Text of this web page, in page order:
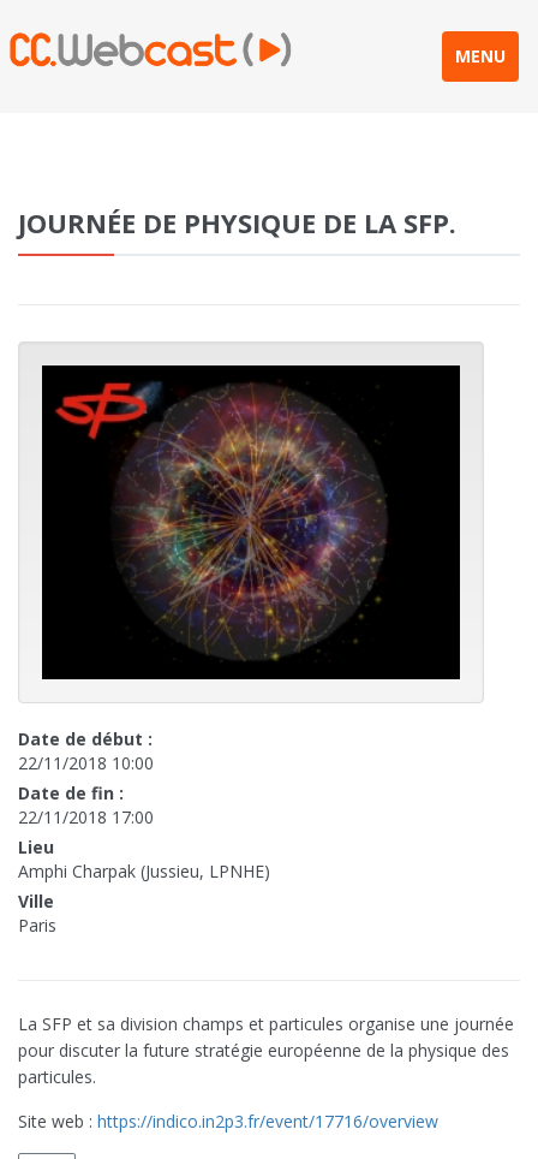
MENU
JOURNÉE DE PHYSIQUE DE LA SFP.
Date de début :
22/11/2018 10:00
Date de fin :
22/11/2018 17:00
Lieu
Amphi Charpak (Jussieu, LPNHE)
Ville
Paris
La SFP et sa division champs et particules organise une journée
pour discuter la future stratégie européenne de la physique des
particules.
Site web : https://indico.in2p3.fr/event/17716/overview